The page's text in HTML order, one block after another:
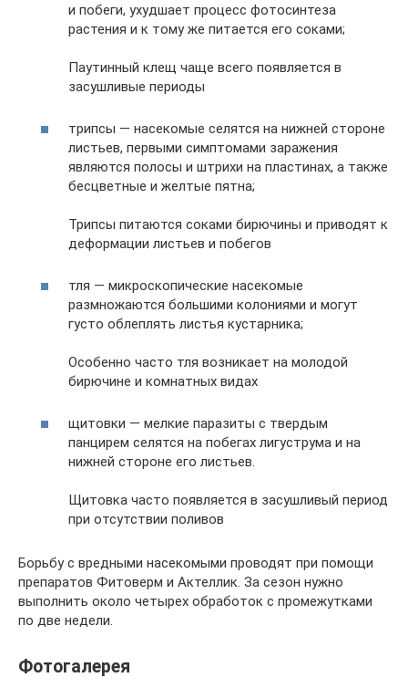
и побеги, ухудшает процесс фотосинтеза
растения и к тому же питается его соками;
Паутинный клещ чаще всего появляется в
засушливые периоды
трипсы — насекомые селятся на нижней стороне
листьев, первыми симптомами заражения
являются полосы и штрихи на пластинах, а также
бесцветные и желтые пятна;
Трипсы питаются соками бирючины и приводят к
деформации листьев и побегов
тля — микроскопические насекомые
размножаются большими колониями и могут
густо облеплять листья кустарника;
Особенно часто тля возникает на молодой
бирючине и комнатных видах
щитовки — мелкие паразиты с твердым
панцирем селятся на побегах лигуструма и на
нижней стороне его листьев.
Щитовка часто появляется в засушливый период
при отсутствии поливов
Борьбу с вредными насекомыми проводят при помощи
препаратов Фитоверм и Актеллик. За сезон нужно
выполнить около четырех обработок с промежутками
по две недели.
Фотогалерея